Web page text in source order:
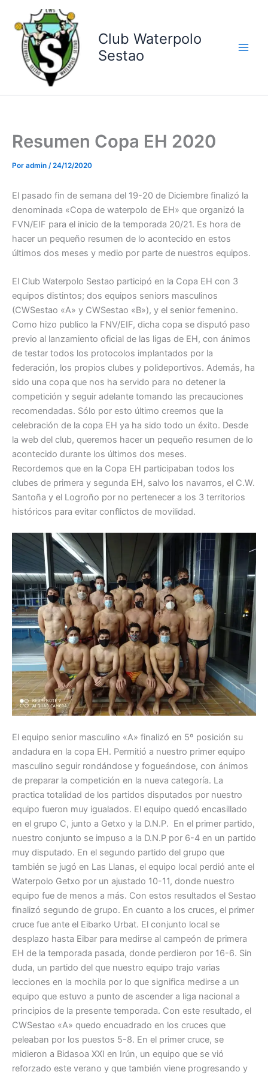
contenido
Club Waterpolo
Sestao
Resumen Copa EH 2020
Por admin /24/12/2020
El pasado fin de semana del 19-20 de Diciembre finalizó la
denominada «Copa de waterpolo de EH» que organizó la
FVN/EIF para el inicio de la temporada 20/21. Es hora de
hacer un pequeño resumen de lo acontecido en estos
últimos dos meses y medio por parte de nuestros equipos.
El Club Waterpolo Sestao participó en la Copa EH con 3
equipos distintos; dos equipos seniors masculinos
(CWSestao «A» y CWSestao «B»), y el senior femenino.
Como hizo publico la FNV/EIF, dicha copa se disputó paso
previo al lanzamiento oficial de las ligas de EH, con ánimos
de testar todos los protocolos implantados por la
federación, los propios clubes y polideportivos. Además, ha
sido una copa que nos ha servido para no detener la
competición y seguir adelante tomando las precauciones
recomendadas. Sólo por esto último creemos que la
celebración de la copa EH ya ha sido todo un éxito. Desde
la web del club, queremos hacer un pequeño resumen de lo
acontecido durante los últimos dos meses.
Recordemos que en la Copa EH participaban todos los
clubes de primera y segunda EH, salvo los navarros, el C.W.
Santoña y el Logroño por no pertenecer a los 3 territorios
históricos para evitar conflictos de movilidad.
El equipo senior masculino «A» finalizó en 5º posición su
andadura en la copa EH. Permitió a nuestro primer equipo
masculino seguir rondándose y fogueándose, con ánimos
de preparar la competición en la nueva categoría. La
practica totalidad de los partidos disputados por nuestro
equipo fueron muy igualados. El equipo quedó encasillado
en el grupo C, junto a Getxo y la D.N.P. En el primer partido,
nuestro conjunto se impuso a la D.N.P por 6-4 en un partido
muy disputado. En el segundo partido del grupo que
también se jugó en Las Llanas, el equipo local perdió ante el
Waterpolo Getxo por un ajustado 10-11, donde nuestro
equipo fue de menos a más. Con estos resultados el Sestao
finalizó segundo de grupo. En cuanto a los cruces, el primer
cruce fue ante el Eibarko Urbat. El conjunto local se
desplazo hasta Eibar para medirse al campeón de primera
EH de la temporada pasada, donde perdieron por 16-6. Sin
duda, un partido del que nuestro equipo trajo varias
lecciones en la mochila por lo que significa medirse a un
equipo que estuvo a punto de ascender a liga nacional a
principios de la presente temporada. Con este resultado, el
CWSestao «A» quedo encuadrado en los cruces que
peleaban por los puestos 5-8. En el primer cruce, se
midieron a Bidasoa XXI en Irún, un equipo que se vió
reforzado este verano y que también viene progresando y